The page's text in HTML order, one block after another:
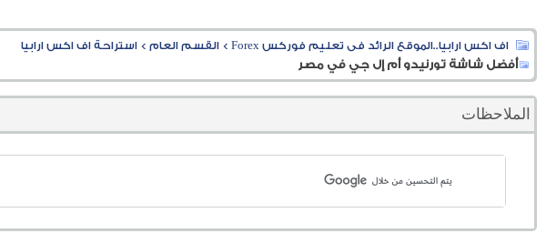
اف اكس ارابيا..الموقع الرائد فى تعليم فوركس Forex >القسم العام >استراحة اف اكس ارابيا
أفضل شاشة تورنيدو أم إل جي في مصر
الملاحظات